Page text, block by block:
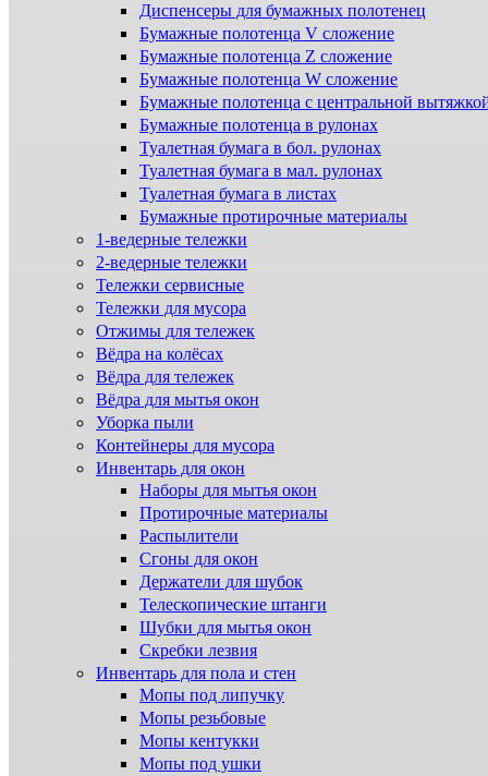
Диспенсеры для бумажных полотенец
Бумажные полотенца V сложение
Бумажные полотенца Z сложение
Бумажные полотенца W сложение
Бумажные полотенца с центральной
Бумажные полотенца в рулонах
Туалетная бумага в бол. рулонах
Туалетная бумага в мал. рулонах
Туалетная бумага в листах
Бумажные протирочные материалы
1-ведерные тележки
2-ведерные тележки
Тележки сервисные
Тележки для мусора
Отжимы для тележек
Вёдра на колёсах
Вёдра для тележек
Вёдра для мытья окон
Уборка пыли
Контейнеры для мусора
Инвентарь для окон
Наборы для мытья окон
Протирочные материалы
Распылители
Сгоны для окон
Держатели для шубок
Телескопические штанги
Шубки для мытья окон
Скребки лезвия
Инвентарь для пола и стен
Мопы под липучку
Мопы резьбовые
Мопы кентукки
Мопы под ушки